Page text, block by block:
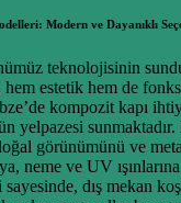
Modern ve Dayanıklı
teknolojisinin
estetik hem de
kompozit kapı
yelpazesi
görünümünü ve
neme ve UV
dış mekan